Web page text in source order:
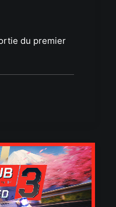
du premier